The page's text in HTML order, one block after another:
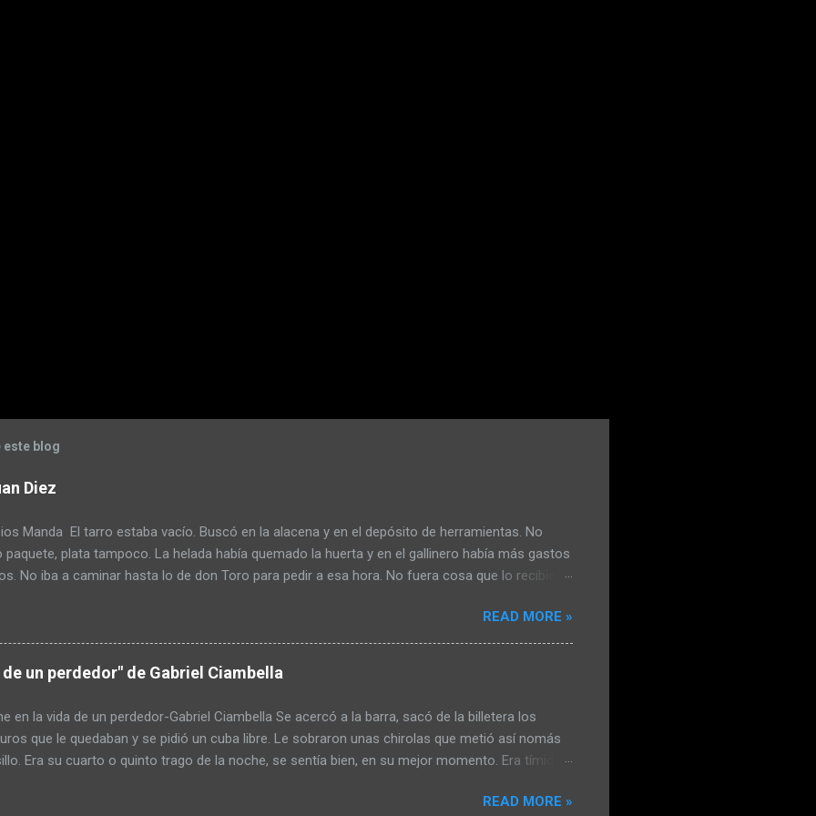
este blog
Diez
Manda El tarro estaba vacío. Buscó en la alacena y en el depósito de herramientas. No
paquete, plata tampoco. La helada había quemado la huerta y en el gallinero había más gastos
No iba a caminar hasta lo de don Toro para pedir a esa hora. No fuera cosa que lo recibiera
preparar el mate pero escupió tres al hilo para mejorar el sabor. No estaba conforme y
endulzarlo pero tenía poco azúcar. Pagar la deuda con la cooperativa eléctrica le había le
lo que tenía para comprar en el pueblo. Se había comido las dos gallinas viejas y las había
a base de guiso. De paso se ahorraba el alimento. Pero hasta ahí, no iba a matar más
caja de balines que tenía en el galpón. Re...
READ MORE »
un perdedor" de Gabriel Ciambella
en la vida de un perdedor-Gabriel Ciambella Se acercó a la barra, sacó de la billetera los
que le quedaban y se pidió un cuba libre. Le sobraron unas chirolas que metió así nomás
Era su cuarto o quinto trago de la noche, se sentía bien, en su mejor momento. Era tímido y
por unas horas con la noche, el reggaetón y la bachata, e incluso olvidarse de la evidente
READ MORE »